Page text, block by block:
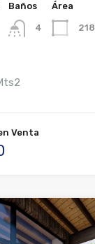
Baños
4
Área
218
Venta